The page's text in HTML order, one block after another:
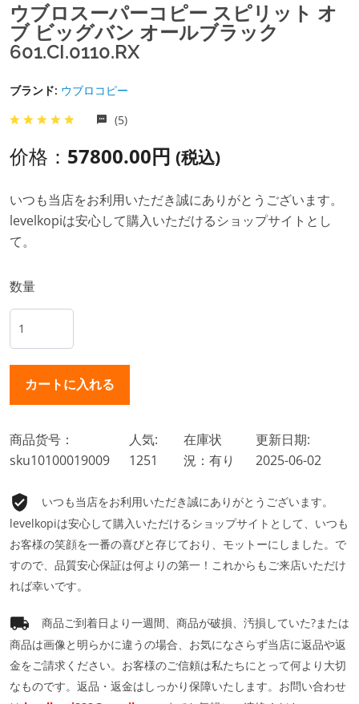
ウブロスーパーコピー スピリット オ
ブ ビッグバン オールブラック
601.CI.0110.RX
ブランド: ウブロコピー
(5)
价格： 57800.00円 (税込)
いつも当店をお利用いただき誠にありがとうございます。
levelkopiは安心して購入いただけるショップサイトとし
て。
数量
商品货号：
sku10100019009
人気:
1251
在庫状
況：有り
更新日期:
2025-06-02
いつも当店をお利用いただき誠にありがとうございます。
levelkopiは安心して購入いただけるショップサイトとして、いつも
お客様の笑顔を一番の喜びと存じており、モットーにしました。で
すので、品質安心保証は何よりの第一！これからもご来店いただけ
れば幸いです。
商品ご到着日より一週間、商品が破損、汚損していた?または
商品は画像と明らかに違うの場合、お気になさらず当店に返品や返
金をご請求ください。お客様のご信頼は私たちにとって何より大切
なものです。返品・返金はしっかり保障いたします。お問い合わせ